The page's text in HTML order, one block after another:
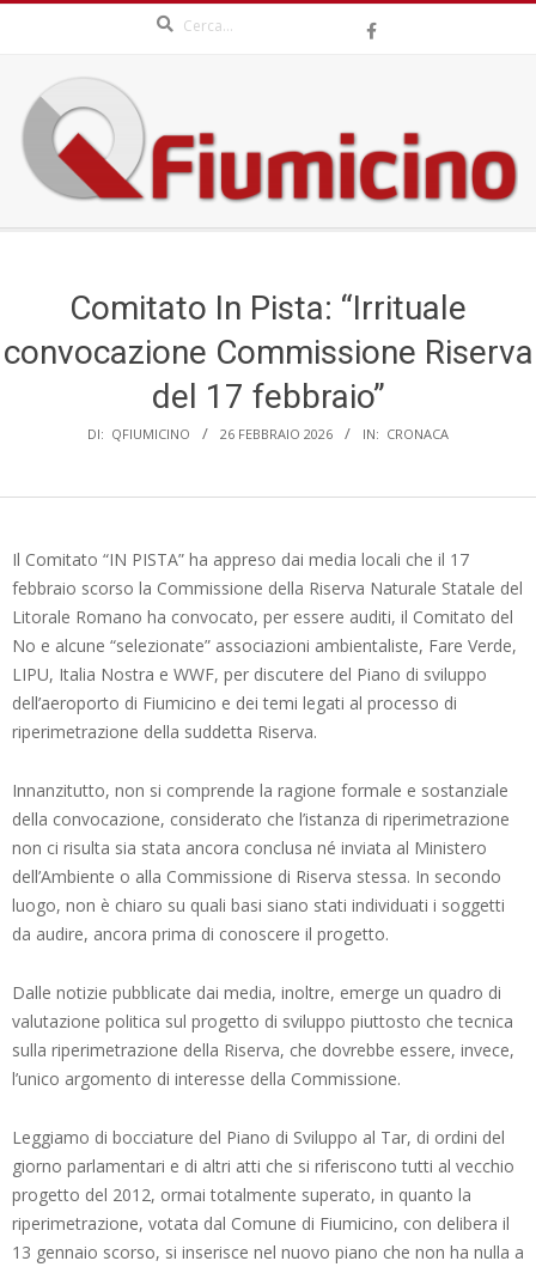
content
QFIUMICINO.COM
Comitato In Pista: “Irrituale
convocazione Commissione Riserva
del 17 febbraio”
DI: QFIUMICINO 26 FEBBRAIO 2026 IN: CRONACA
Il Comitato “IN PISTA” ha appreso dai media locali che il 17
febbraio scorso la Commissione della Riserva Naturale Statale del
Litorale Romano ha convocato, per essere auditi, il Comitato del
No e alcune “selezionate” associazioni ambientaliste, Fare Verde,
LIPU, Italia Nostra e WWF, per discutere del Piano di sviluppo
dell’aeroporto di Fiumicino e dei temi legati al processo di
riperimetrazione della suddetta Riserva.
Innanzitutto, non si comprende la ragione formale e sostanziale
della convocazione, considerato che l’istanza di riperimetrazione
non ci risulta sia stata ancora conclusa né inviata al Ministero
dell’Ambiente o alla Commissione di Riserva stessa. In secondo
luogo, non è chiaro su quali basi siano stati individuati i soggetti
da audire, ancora prima di conoscere il progetto.
Dalle notizie pubblicate dai media, inoltre, emerge un quadro di
valutazione politica sul progetto di sviluppo piuttosto che tecnica
sulla riperimetrazione della Riserva, che dovrebbe essere, invece,
l’unico argomento di interesse della Commissione.
Leggiamo di bocciature del Piano di Sviluppo al Tar, di ordini del
giorno parlamentari e di altri atti che si riferiscono tutti al vecchio
progetto del 2012, ormai totalmente superato, in quanto la
riperimetrazione, votata dal Comune di Fiumicino, con delibera il
13 gennaio scorso, si inserisce nel nuovo piano che non ha nulla a